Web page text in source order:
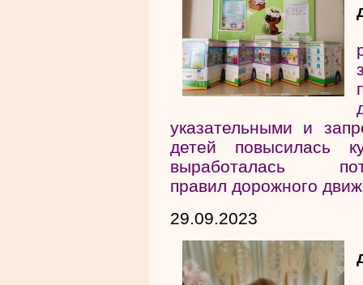
указательными и
детей повысилась
выработалась
правил дорожного
29.09.2023